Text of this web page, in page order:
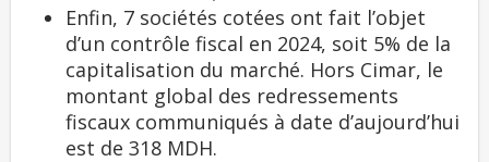
Enfin, 7 sociétés cotées ont fait l’objet
d’un contrôle fiscal en 2024, soit 5% de la
capitalisation du marché. Hors Cimar, le
montant global des redressements
fiscaux communiqués à date d’aujourd’hui
est de 318 MDH.